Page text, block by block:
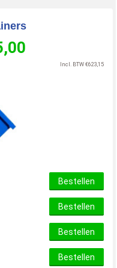
Incl. BTW €623,15
Bestellen
Bestellen
Bestellen
Bestellen